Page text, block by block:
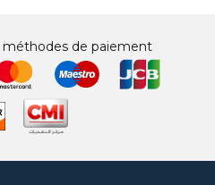
méthodes de paiement